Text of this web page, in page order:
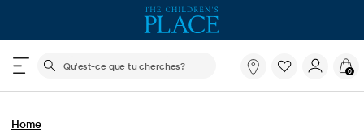
Le champ de recherche ci-dessous filtre les
Qu'est-
que
0
Home